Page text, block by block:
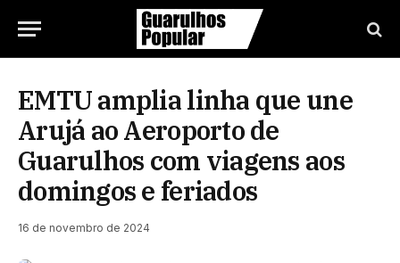
EMTU amplia linha que une
Arujá ao Aeroporto de
Guarulhos com viagens aos
domingos e feriados
16 de novembro de 2024